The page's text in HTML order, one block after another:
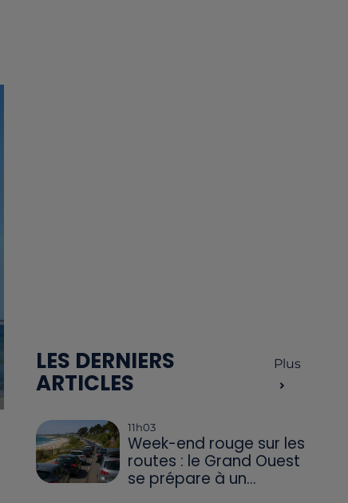
LES DERNIERS
ARTICLES
Plus
11h03
Week-end rouge sur les
routes : le Grand Ouest
se prépare à un...